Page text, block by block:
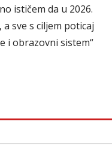
ističem da u 2026.
sve s ciljem poticaj
i obrazovni sistem“